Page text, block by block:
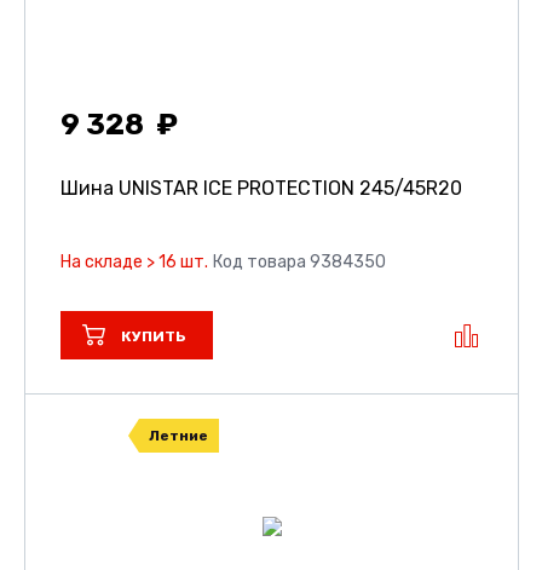
9 328
Шина UNISTAR ICE PROTECTION 245/45R20
На складе > 16 шт. Код товара 9384350
КУПИТЬ
Летние